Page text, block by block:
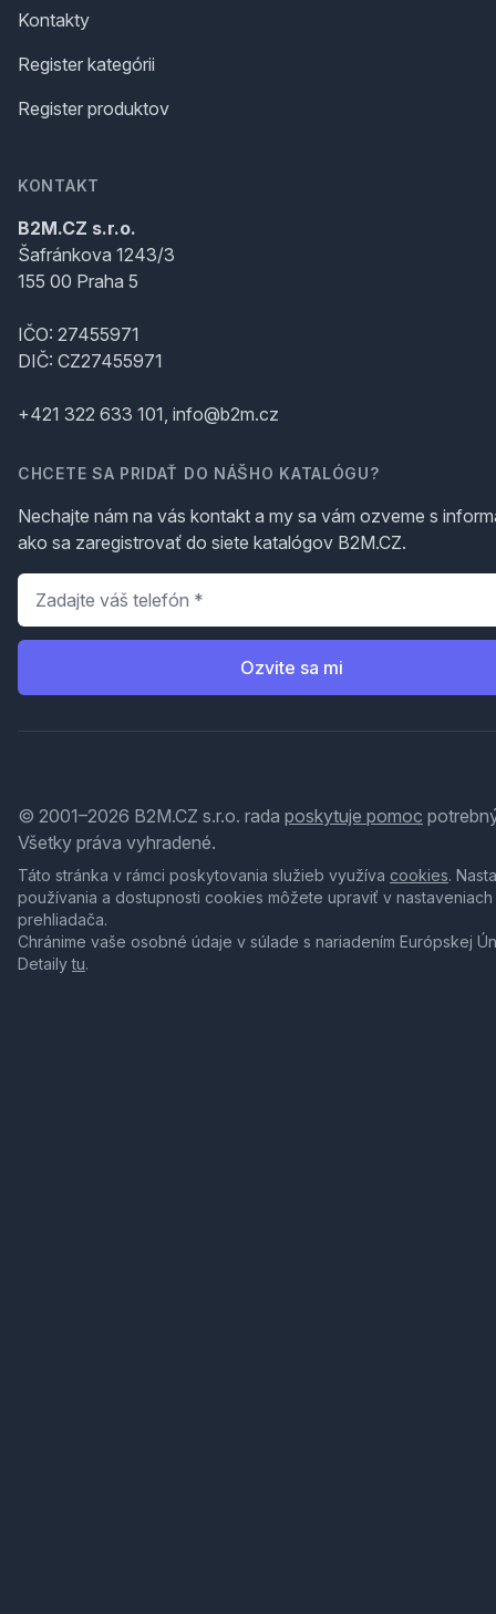
Kontakty
Register kategórii
Register produktov
KONTAKT
B2M.CZ s.r.o.
Šafránkova 1243/3
155 00 Praha 5
IČO: 27455971
DIČ: CZ27455971
+421 322 633 101, info@b2m.cz
CHCETE SA PRIDAŤ DO NÁŠHO KATALÓGU?
Nechajte nám na vás kontakt a my sa vám ozveme s
ako sa zaregistrovať do siete katalógov B2M.CZ.
Telefón
Ozvite sa mi
© 2001–2026 B2M.CZ s.r.o. rada poskytuje pomoc
Všetky práva vyhradené.
Táto stránka v rámci poskytovania služieb využíva cookies.
používania a dostupnosti cookies môžete upraviť v nastaveniach
prehliadača.
Chránime vaše osobné údaje v súlade s nariadením Európskej
Detailytu.